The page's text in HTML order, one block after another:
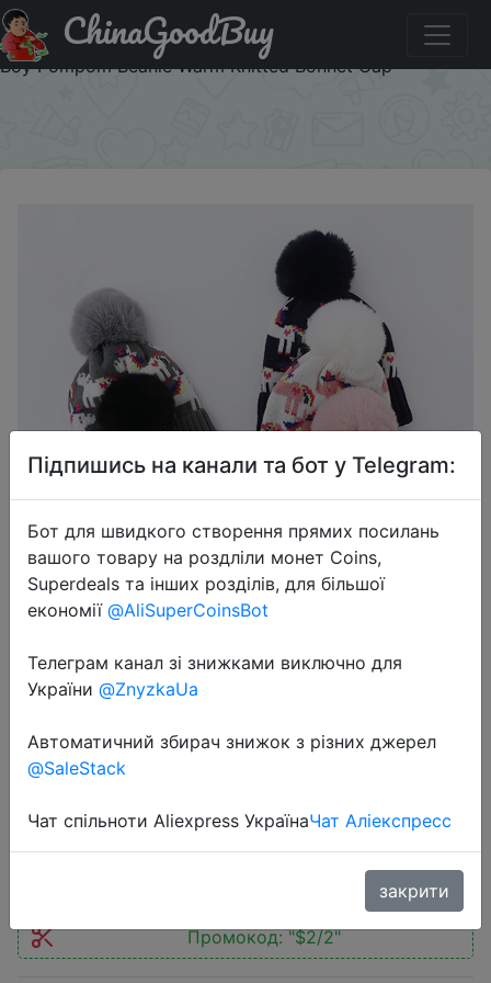
Промокод на знижку $2/2 Cartoon Baby Hat Autumn
Winter Hats For Kids Unicorn Embroidery Cute Hat Girl
Boy Pompom Beanie Warm Knitted Bonnet Cap
ChinaGoodBuy
Cartoon Baby Hat Autumn Winter
Hats For Kids Unicorn Embroidery
Cute Hat Girl Boy Pompom Beanie
Warm Knitted Bonnet Cap
$2.55
Промокод:"$2/2"
Підпишись на канали та бот у Telegram:
Бот для швидкого створення прямих посилань
вашого товару на роздліли монет Coins,
Superdeals та інших розділів, для більшої
економії @AliSuperCoinsBot
Телеграм канал зі знижками виключно для
України @ZnyzkaUa
Автоматичний збирач знижок з різних джерел
@SaleStack
Чат спільноти Aliexpress УкраїнаЧат Аліекспресс
закрити